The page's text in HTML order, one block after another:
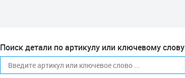
Поиск детали по артикулу или ключевому слову